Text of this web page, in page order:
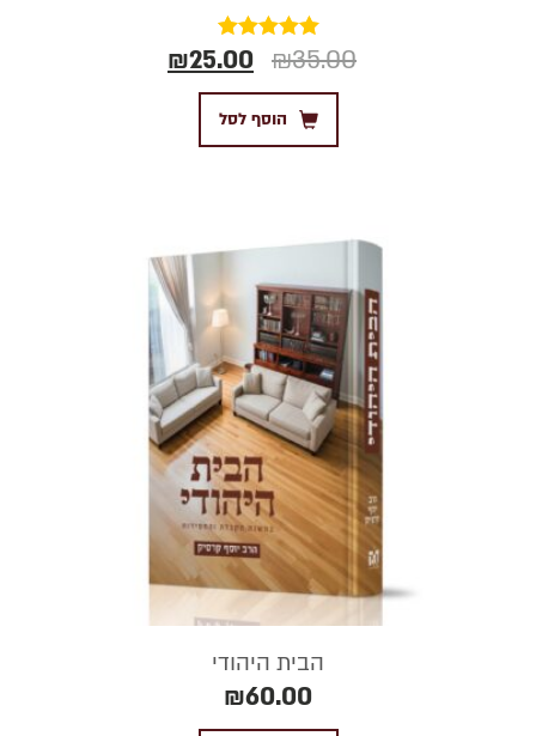
דורג
5.00
מתוך 5
₪35.00
₪25.00
הוסף לסל
הבית היהודי
₪60.00